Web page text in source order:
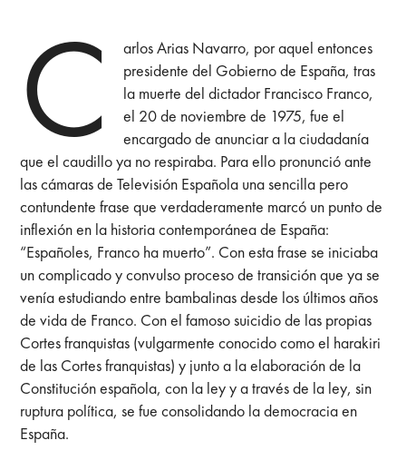
C
arlos Arias Navarro, por aquel entonces
presidente del Gobierno de España, tras
la muerte del dictador Francisco Franco,
el 20 de noviembre de 1975, fue el
encargado de anunciar a la ciudadanía
que el caudillo ya no respiraba. Para ello pronunció ante
las cámaras de Televisión Española una sencilla pero
contundente frase que verdaderamente marcó un punto de
inflexión en la historia contemporánea de España:
“Españoles, Franco ha muerto”. Con esta frase se iniciaba
un complicado y convulso proceso de transición que ya se
venía estudiando entre bambalinas desde los últimos años
de vida de Franco. Con el famoso suicidio de las propias
Cortes franquistas (vulgarmente conocido como el harakiri
de las Cortes franquistas) y junto a la elaboración de la
Constitución española, con la ley y a través de la ley, sin
ruptura política, se fue consolidando la democracia en
España.